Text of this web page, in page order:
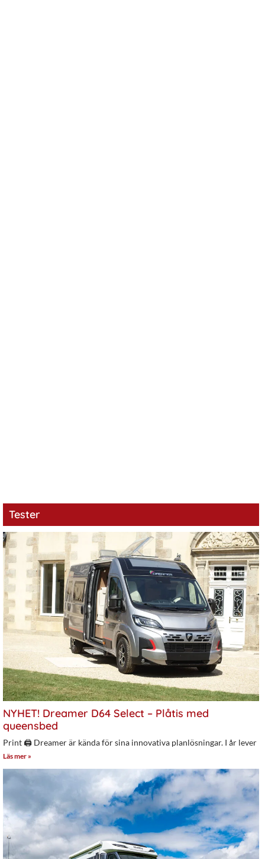
Tester
NYHET! Dreamer D64 Select – Plåtis med
queensbed
Print 🖨 Dreamer är kända för sina innovativa planlösningar. I år lever
Läs mer »